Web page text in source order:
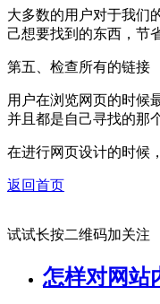
大多数的用户对于我们
己想要找到的东西，节
第五、检查所有的链接
用户在浏览网页的时候
并且都是自己寻找的那
在进行网页设计的时候
返回首页
试试长按二维码加关注
怎样对网站